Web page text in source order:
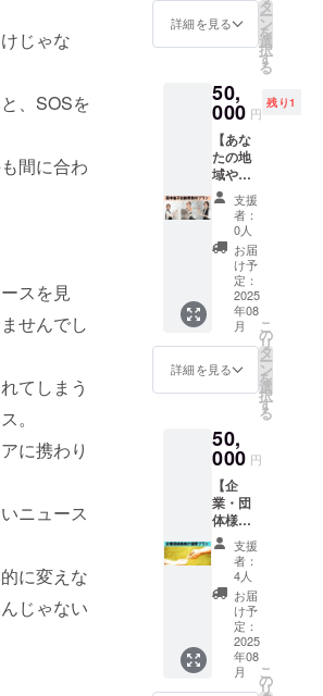
じゃな
、SOSを
間に合わ
スを見
せんでし
てしまう
。
に携わり
ニュース
に変えな
じゃない
2026年
8月末ま
講方
法：
オンラ
インの
場合：
zoomを
使用し
ます。
オフ
ライン
の場
合：実
施場所
は名古
屋市名
東区藤
が丘で
す。実
施場所
交通費
は支援
者でご
負担く
ださ
い。
つなが
りの始
して何
より、
この支
援は、
産前産
後を支
える社
会づく
りへの
大きな
一歩に
なりま
す。 あ
なたの
「ちょ
使って
みた
が、地
域の未
来をあ
たたか
く照ら
しま
す。 ど
うかこ
の機会
に、レ
ンタル
スペー
「Base
」を体
験し、
した。
自分の
するた
めに
使って
も、大
切な誰
かにプ
レゼン
トして
もOK。
使って
みたい
と思っ
たとき
が、
きっと
つなが
りの始
して何
より、
この支
援は、
産前産
後を支
える社
会づく
りへの
大きな
一歩に
なりま
す。 あ
なたの
「ちょ
イトや
SNS等
だくと
とも
に、 地
域とつ
なが
り、人
を支え
る社会
づくり
の一端
を担っ
ていた
だけま
す。 ま
た、Via
ション
で講座
ご希望
の企
業、団
体様
は、地
域の
方々と
のリア
ルな接
点を持
ち、社
会的価
値を育
む絶好
の機会
じゃな
いです
りで腰
がガチ
ガチ」
「骨盤
がグラ
グラし
て歩く
のも不
安」
「毎日
いっぱ
いいっ
ぱい
で、自
分のこ
となん
て考え
んなマ
マのた
めに、
『あな
た専属
の“産後
ケア
パート
ナー”』
として1
対1で
しっか
り寄り
添いま
す。 こ
ちょっ
といい
ごほう
大切な
誰かへ
の贈り
物に
も。
「がん
ばる毎
日に、
ほっと
ひと息
つける
時間
を」
—— こ
のプラ
ンで
は、
人気の
レッス
ンを受
けられ
るチ
ケット
をお届
けしま
す。
レッス
ンは現
地（ス
タジ
オ）で
もオン
詳細を見る
タ
ー
ン
を
選
択
す
る
50,
000 円
残り1
【あな
たの地
域や職
場にあ
の！田
中祐子
さんの
出前授
業が
やって
る！】
「もっ
と早く
知りた
かっ
「心が
軽く
なっ
た」
—— 行
政・企
業・学
校など
各地で
大好評
の健康
セミ
ナー講
師、田
中祐子
支援
者：
0人
お届
け予
定：
2025
年08
月
詳細を見る
こ
の
リ
タ
ー
ン
を
選
択
す
る
50,
000 円
【企
業・団
体様向
け協賛
プラ
ン】 私
たちの
想い
に、共
に力
を。〜
未来の
支援
者：
4人
お届
け予
定：
2025
年08
月
こ
の
リ